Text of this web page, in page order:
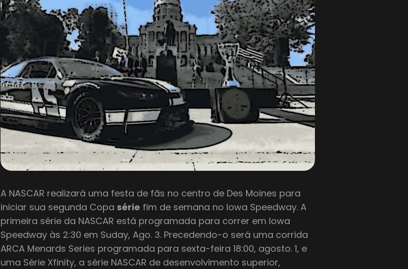
A NASCAR realizará uma festa de fãs no centro de Des Moines para
iniciar sua segunda Copa série fim de semana no Iowa Speedway. A
primeira série da NASCAR está programada para correr em Iowa
Speedway às 2:30 em Suday, Ago. 3. Precedendo-o será uma corrida
ARCA Menards Series programada para sexta-feira 18:00, agosto. 1, e
uma Série Xfinity, a série NASCAR de desenvolvimento superior,